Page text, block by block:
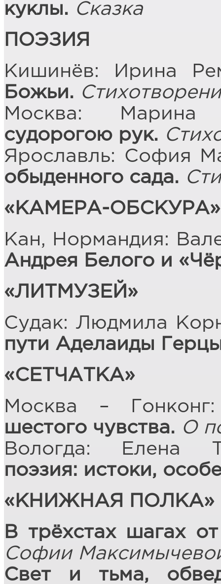
куклы. Сказка
ПОЭЗИЯ
Кишинёв: Ирина
Божьи.
Москва:
судорогою рук.
Ярославль: София
обыденного сада.
«КАМЕРА-ОБСКУРА»
Кан, Нормандия:
Андрея Белого и
«ЛИТМУЗЕЙ»
Судак: Людмила
пути Аделаиды
«СЕТЧАТКА»
Москва –
шестого чувства. О
Вологда: Елена
поэзия: истоки,
«КНИЖНАЯ
В трёхстах шагах
Софии
Свет и тьма,